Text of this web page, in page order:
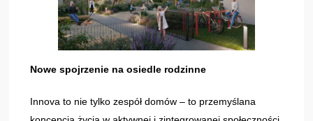
Nowe spojrzenie na osiedle rodzinne
Innova to nie tylko zespół domów – to przemyślana